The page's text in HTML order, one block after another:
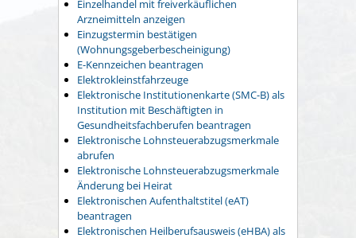
Einzelhandel mit freiverkäuflichen
Arzneimitteln anzeigen
Einzugstermin bestätigen
(Wohnungsgeberbescheinigung)
E-Kennzeichen beantragen
Elektrokleinstfahrzeuge
Elektronische Institutionenkarte (SMC-B) als
Institution mit Beschäftigten in
Gesundheitsfachberufen beantragen
Elektronische Lohnsteuerabzugsmerkmale
abrufen
Elektronische Lohnsteuerabzugsmerkmale
Änderung bei Heirat
Elektronischen Aufenthaltstitel (eAT)
beantragen
Elektronischen Heilberufsausweis (eHBA) als